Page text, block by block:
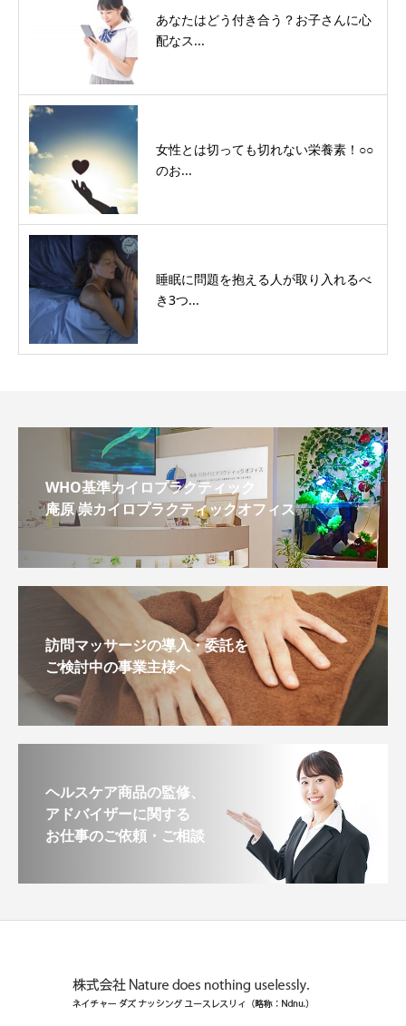
あなたはどう付き合う？お子さんに心
配なス...
女性とは切っても切れない栄養素！○○
のお...
睡眠に問題を抱える人が取り入れるべ
き3つ...
WHO基準カイロプラクティック
庵原 崇カイロプラクティックオフィス
訪問マッサージの導入・委託を
ご検討中の事業主様へ
ヘルスケア商品の監修、
アドバイザーに関する
お仕事のご依頼・ご相談